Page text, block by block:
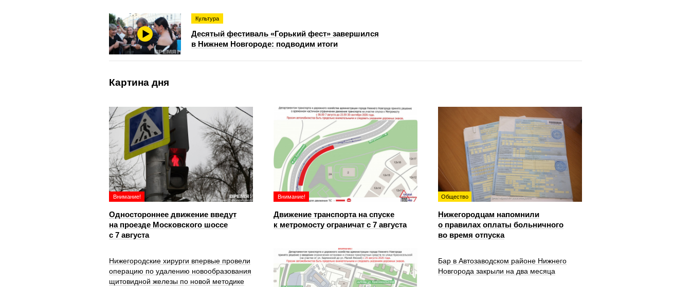
Культура
Десятый фестиваль «Горький фест» завершился
в Нижнем Новгороде: подводим итоги
Картина дня
Внимание!
Одностороннее движение введут
на проезде Московского шоссе
с 7 августа
Внимание!
Движение транспорта на спуске
к метромосту ограничат с 7 августа
Общество
Нижегородцам напомнили
о правилах оплаты больничного
во время отпуска
Нижегородские хирурги впервые провели
операцию по удалению новообразования
щитовидной железы по новой методике
Бар в Автозаводском районе Нижнего
Новгорода закрыли на два месяца